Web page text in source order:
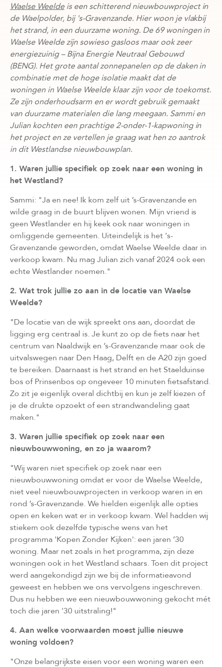
Waelse Weeldeis een schitterend nieuwbouwproject in
de Waelpolder, bij 's-Gravenzande. Hier woon je vlakbij
het strand, in een duurzame woning. De 69 woningen in
Waelse Weelde zijn sowieso gasloos maar ook zeer
energiezuinig – Bijna Energie Neutraal Gebouwd
(BENG). Het grote aantal zonnepanelen op de daken in
combinatie met de hoge isolatie maakt dat de
woningen in Waelse Weelde klaar zijn voor de toekomst.
Ze zijn onderhoudsarm en er wordt gebruik gemaakt
van duurzame materialen die lang meegaan. Sammi en
Julian kochten een prachtige 2-onder-1-kapwoning in
het project en ze vertellen je graag wat hen zo aantrok
in dit Westlandse nieuwbouwplan.
1. Waren jullie specifiek op zoek naar een woning in
het Westland?
Sammi: "Ja en nee! Ik kom zelf uit ’s-Gravenzande en
wilde graag in de buurt blijven wonen. Mijn vriend is
geen Westlander en hij keek ook naar woningen in
omliggende gemeenten. Uiteindelijk is het 's-
Gravenzande geworden, omdat Waelse Weelde daar in
verkoop kwam. Nu mag Julian zich vanaf 2024 ook een
echte Westlander noemen."
2. Wat trok jullie zo aan in de locatie van Waelse
Weelde?
"De locatie van de wijk spreekt ons aan, doordat de
ligging erg centraal is. Je kunt zo op de fiets naar het
centrum van Naaldwijk en ’s-Gravenzande maar ook de
uitvalswegen naar Den Haag, Delft en de A20 zijn goed
te bereiken. Daarnaast is het strand en het Staelduinse
bos of Prinsenbos op ongeveer 10 minuten fietsafstand.
Zo zit je eigenlijk overal dichtbij en kun je zelf kiezen of
je de drukte opzoekt of een strandwandeling gaat
maken."
3. Waren jullie specifiek op zoek naar een
nieuwbouwwoning, en zo ja waarom?
"Wij waren niet specifiek op zoek naar een
nieuwbouwwoning omdat er voor de Waelse Weelde,
niet veel nieuwbouwprojecten in verkoop waren in en
rond ’s-Gravenzande. We hielden eigenlijk alle opties
open en keken wat er in verkoop kwam. Wel hadden wij
stiekem ook dezelfde typische wens van het
programma 'Kopen Zonder Kijken': een jaren ’30
woning. Maar net zoals in het programma, zijn deze
woningen ook in het Westland schaars. Toen dit project
werd aangekondigd zijn we bij de informatieavond
geweest en hebben we ons vervolgens ingeschreven.
Dus nu hebben we een nieuwbouwwoning gekocht mét
toch die jaren '30 uitstraling!"
4. Aan welke voorwaarden moest jullie nieuwe
woning voldoen?
"Onze belangrijkste eisen voor een woning waren een